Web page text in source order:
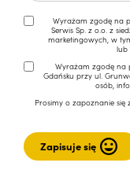
Wyrażam zgodę na
Serwis Sp. z o.o. z
marketingowych, w
lub
Wyrażam zgodę na
Gdańsku przy ul.
osób,
Prosimy o zapoznanie się